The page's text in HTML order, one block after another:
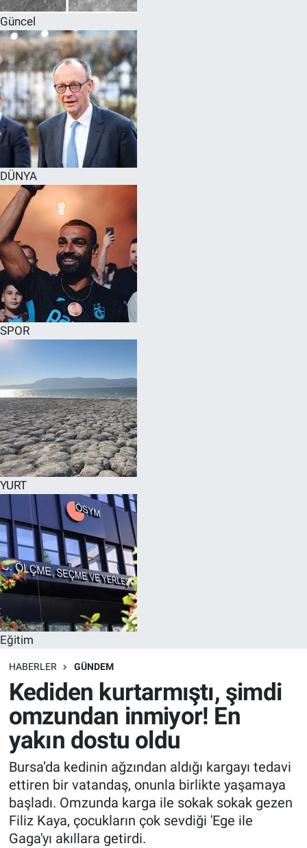
Güncel
DÜNYA
SPOR
YURT
Eğitim
HABERLER GÜNDEM
Kediden kurtarmıştı, şimdi
omzundan inmiyor! En
yakın dostu oldu
Bursa’da kedinin ağzından aldığı kargayı tedavi
ettiren bir vatandaş, onunla birlikte yaşamaya
başladı. Omzunda karga ile sokak sokak gezen
Filiz Kaya, çocukların çok sevdiği 'Ege ile
Gaga'yı akıllara getirdi.